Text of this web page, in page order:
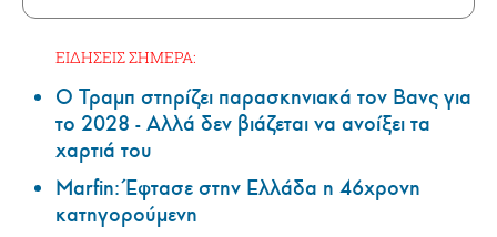
ΕΙΔΗΣΕΙΣ ΣΗΜΕΡΑ:
Ο Τραμπ στηρίζει παρασκηνιακά τον Βανς για
το 2028 - Αλλά δεν βιάζεται να ανοίξει τα
χαρτιά του
Marfin: Έφτασε στην Ελλάδα η 46χρονη
κατηγορούμενη